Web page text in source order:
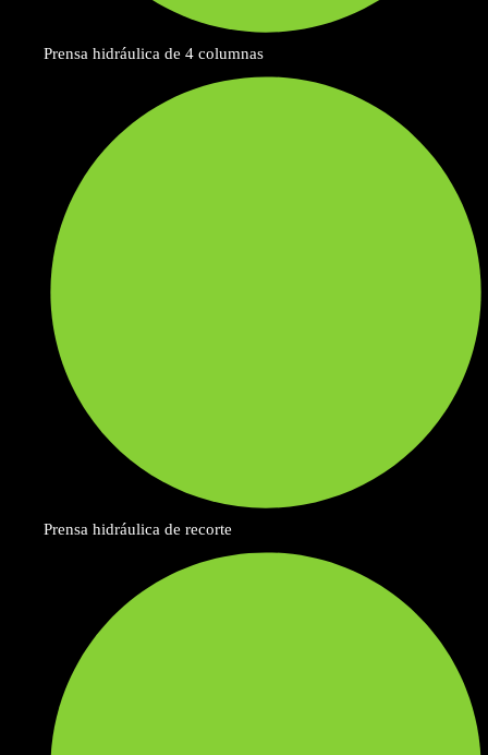
Prensa hidráulica de 4 columnas
Prensa hidráulica de recorte